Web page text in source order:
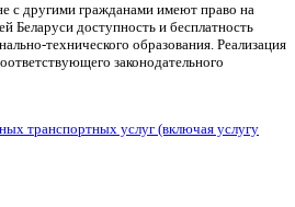
с другими гражданами имеют право на
Беларуси доступность и бесплатность
технического образования. Реализация
законодательного
транспортных услуг (включая услугу